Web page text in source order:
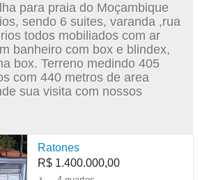
para praia do Moçambique
sendo 6 suites, varanda ,rua
todos mobiliados com ar
banheiro com box e blindex,
box. Terreno medindo 405
com 440 metros de area
sua visita com nossos
Ratones
R$ 1.400.000,00